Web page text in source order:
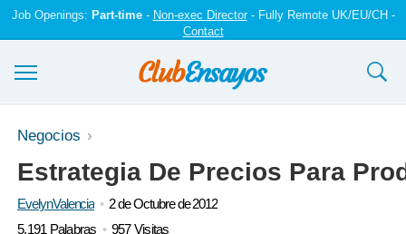
Job Openings: Part-time- Non-exec Director- Fully Remote UK/EU/CH -
Contact
Ensayos y trabajos
Registrarse
Iniciar sesión
Negocios
Estrategia De Precios Para
EvelynValencia
2 de Octubre de 2012
5.191 Palabras
957 Visitas